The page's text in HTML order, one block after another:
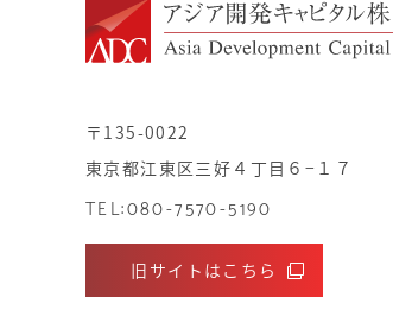
〒135-0022
東京都江東区三好４丁目６−１７
TEL:080-7570-5190
旧サイトはこちら